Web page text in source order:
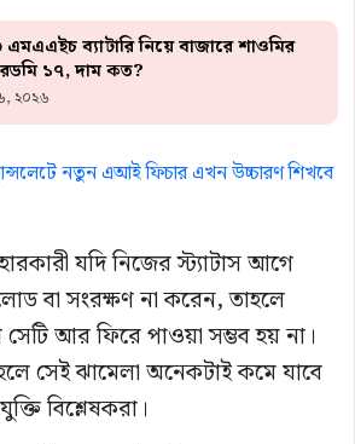
ব্যাটারি নিয়ে বাজারে শাওমির
১৭, দাম কত?
২০২৬
নতুন এআই ফিচার এখন উচ্চারণ শিখবে
যদি নিজের স্ট্যাটাস আগে
বা সংরক্ষণ না করেন, তাহলে
সেটি আর ফিরে পাওয়া সম্ভব হয় না।
সেই ঝামেলা অনেকটাই কমে যাবে
বিশ্লেষকরা।